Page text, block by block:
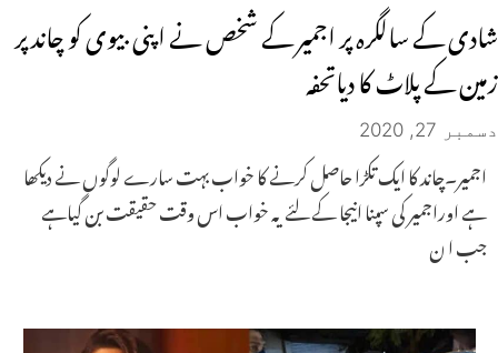
شادی کے سالگرہ پر اجمیر کے شخص نے اپنی بیوی کو چاند پر
زمین کے پلاٹ کا دیاتحفہ
دسمبر 27, 2020
اجمیر۔چاند کا ایک تکڑا حاصل کرنے کا خواب بہت سارے لوگوں نے دیکھا
ہے اوراجمیر کی سپنا انیجا کے لئے یہ خواب اس وقت حقیقت بن گیاہے
جب ا ن